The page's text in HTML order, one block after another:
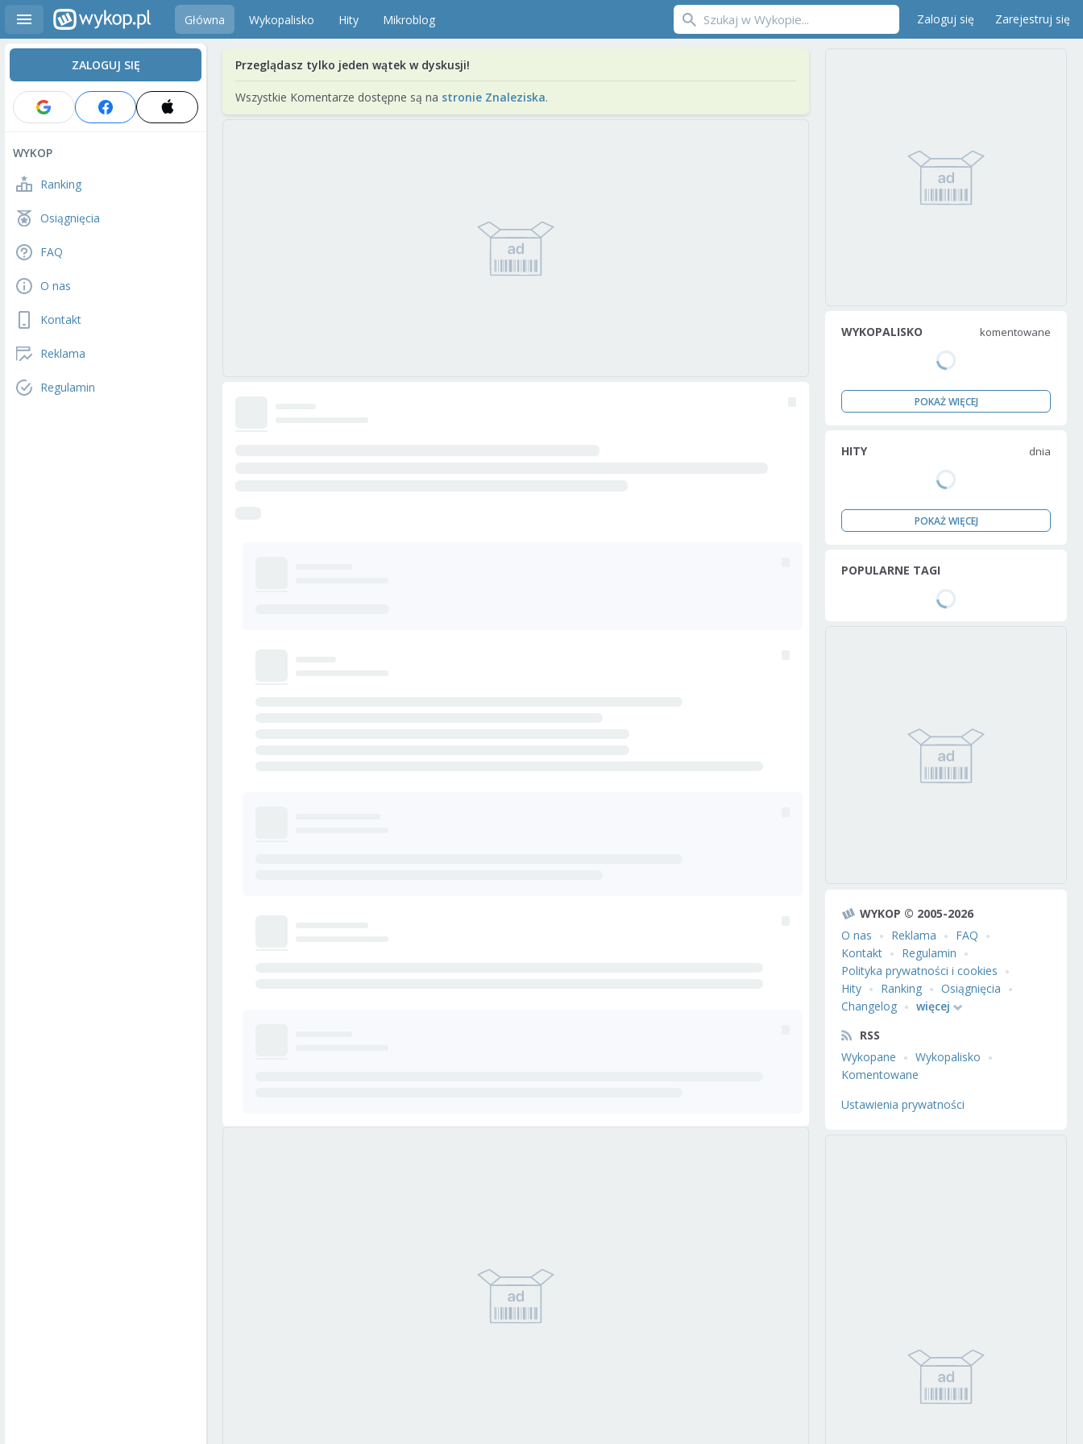
Główna Wykopalisko Hity Mikroblog Zaloguj się Zarejestruj się
ZALOGUJ SIĘ
WYKOP
Ranking
Osiągnięcia
FAQ
O nas
Kontakt
Reklama
Regulamin
Przeglądasz tylko jeden wątek w dyskusji!
Wszystkie Komentarze dostępne są na stronie Znaleziska.
WYKOPALISKO komentowane
POKAŻ WIĘCEJ
HITY dnia
POKAŻ WIĘCEJ
POPULARNE TAGI
WYKOP © 2005-2026
O nas
Reklama
FAQ
Kontakt
Regulamin
Polityka prywatności i cookies
Hity
Ranking
Osiągnięcia
Changelog
więcej
RSS
Wykopane
Wykopalisko
Komentowane
Ustawienia prywatności